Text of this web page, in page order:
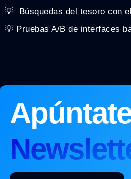
💡 ️ Búsquedas del tesoro con
💡 Pruebas A/B de interfaces